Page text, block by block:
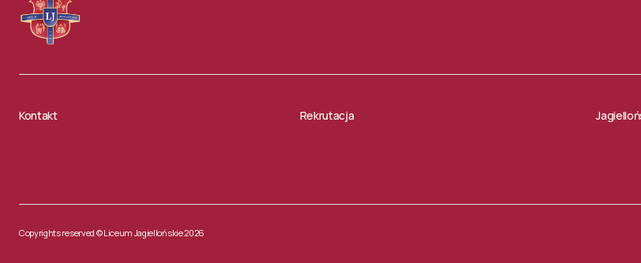
Kontakt Rekrutacja
Copyrights reserved © Liceum Jagiellońskie 2026